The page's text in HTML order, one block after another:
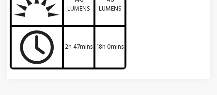
LUMENS
LUMENS
2h 47mins 18h 0mins